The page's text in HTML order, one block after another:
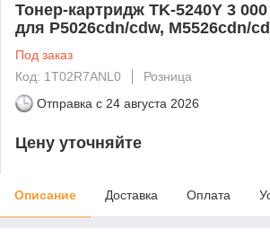
Тонер-картридж TK-5240Y 3
для P5026cdn/cdw, M5526cdn/
Под заказ
Код: 1T02R7ANL0
Розница
Отправка с 24 августа 2026
Цену уточняйте
Описание Доставка Оплата